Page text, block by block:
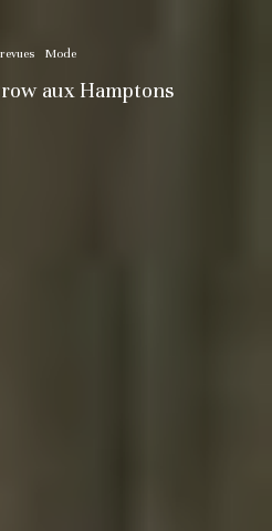
Mode
aux Hamptons